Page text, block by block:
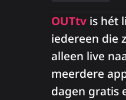
OUTtv is hét
iedereen die
alleen live
meerdere
dagen gratis